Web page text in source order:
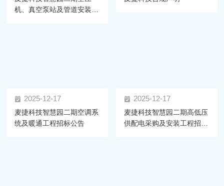
机、真空泵站及管道安装工
2025-12-17
麦捷科技智慧园二期空调系
统及暖通工程招标公告
2025-12-17
麦捷科技智慧园二期高低压
供配电采购及安装工程招标